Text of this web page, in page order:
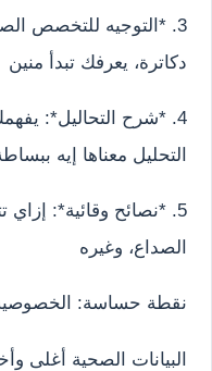
دكاترة، يعرفك تبدأ منين
4. *شرح التحاليل*:
التحليل معناها إيه
5. *نصائح وقائية*: إزاي
الصداع، وغيره
نقطة حساسة: الخصوصية
البيانات الصحية أغلى